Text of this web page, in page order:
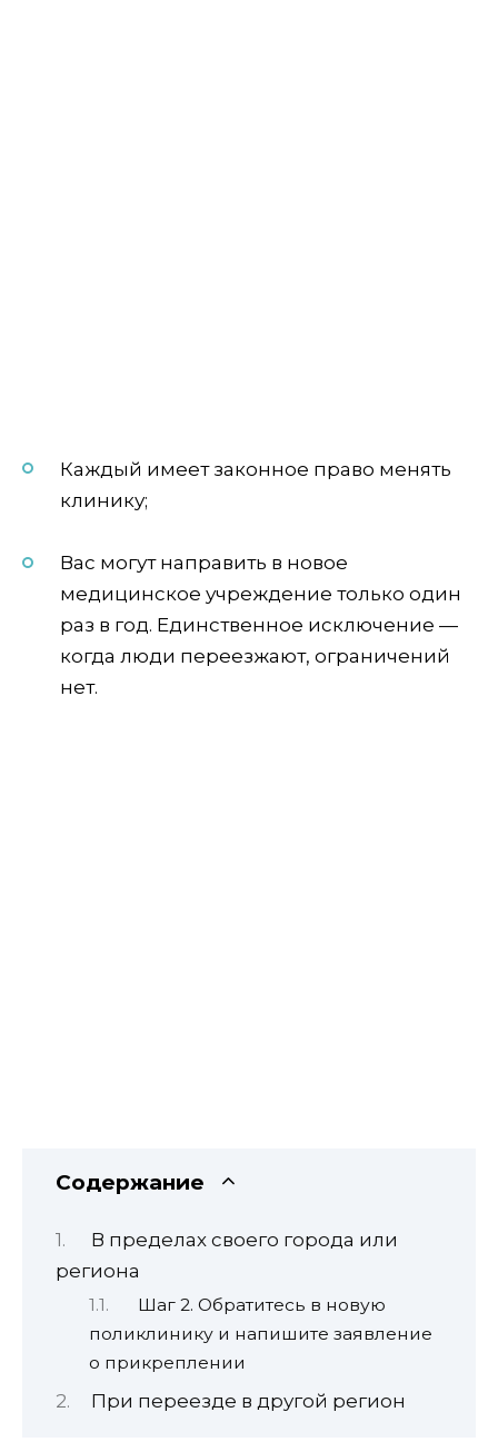
Каждый имеет законное право менять
клинику;
Вас могут направить в новое
медицинское учреждение только один
раз в год. Единственное исключение —
когда люди переезжают, ограничений
нет.
Содержание
В пределах своего города или
региона
Шаг 2. Обратитесь в новую
поликлинику и напишите заявление
о прикреплении
При переезде в другой регион